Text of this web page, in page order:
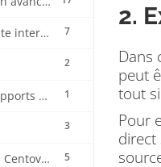
7
3. Intégration sur site internet CentovaCast
2
1
4. Statisitques et rapports CentovaCast
3
5
Foire aux questions CentovaCast
2.
Dans
peut
tout
Pour